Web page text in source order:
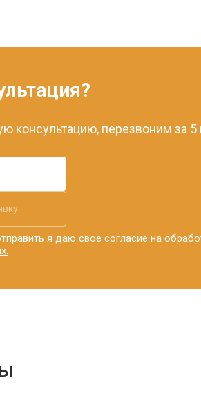
консультацию, перезвоним за 5
я даю свое согласие на